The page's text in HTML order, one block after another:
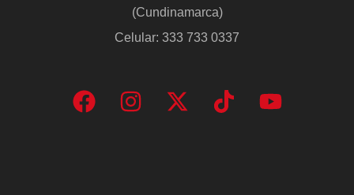
(Cundinamarca)
Celular: 333 733 0337